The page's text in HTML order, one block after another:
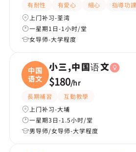
有耐性 有愛心 細心 指導功課
上门补习-荃湾
一星期1日-1小时/堂
女导师-大学程度
中国
语文
小三,中国语文
$180/hr
長期補習
互動教學
上门补习-大埔
一星期3日-1.5小时/堂
男导师/女导师-大学程度